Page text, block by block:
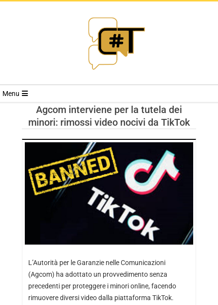
RIVISTA
TRENDS
Menu
Agcom interviene per la tutela dei
minori: rimossi video nocivi da TikTok
L’Autorità per le Garanzie nelle Comunicazioni
(Agcom) ha adottato un provvedimento senza
precedenti per proteggere i minori online, facendo
rimuovere diversi video dalla piattaforma TikTok.